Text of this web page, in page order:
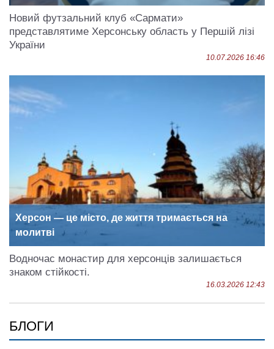
Новий футзальний клуб «Сармати»
представлятиме Херсонську область у Першій лізі
України
10.07.2026 16:46
Херсон — це місто, де життя тримається на
молитві
Водночас монастир для херсонців залишається
знаком стійкості.
16.03.2026 12:43
БЛОГИ